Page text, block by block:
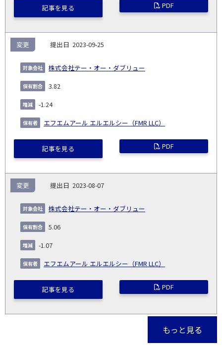
記事を見る PDF
2023-09-25
株式会社テー・オー・ダブリュー
変更
3.82
-1.24
エフエムアール エルエルシー（FMR LLC）
記事を見る PDF
2023-08-07
株式会社テー・オー・ダブリュー
変更
5.06
-1.07
エフエムアール エルエルシー（FMR LLC）
記事を見る PDF
もっと見る